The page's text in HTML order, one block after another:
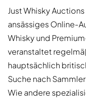
Just Whisky
ansässiges Online-
Whisky und
veranstaltet
hauptsächlich
Suche nach
Wie andere